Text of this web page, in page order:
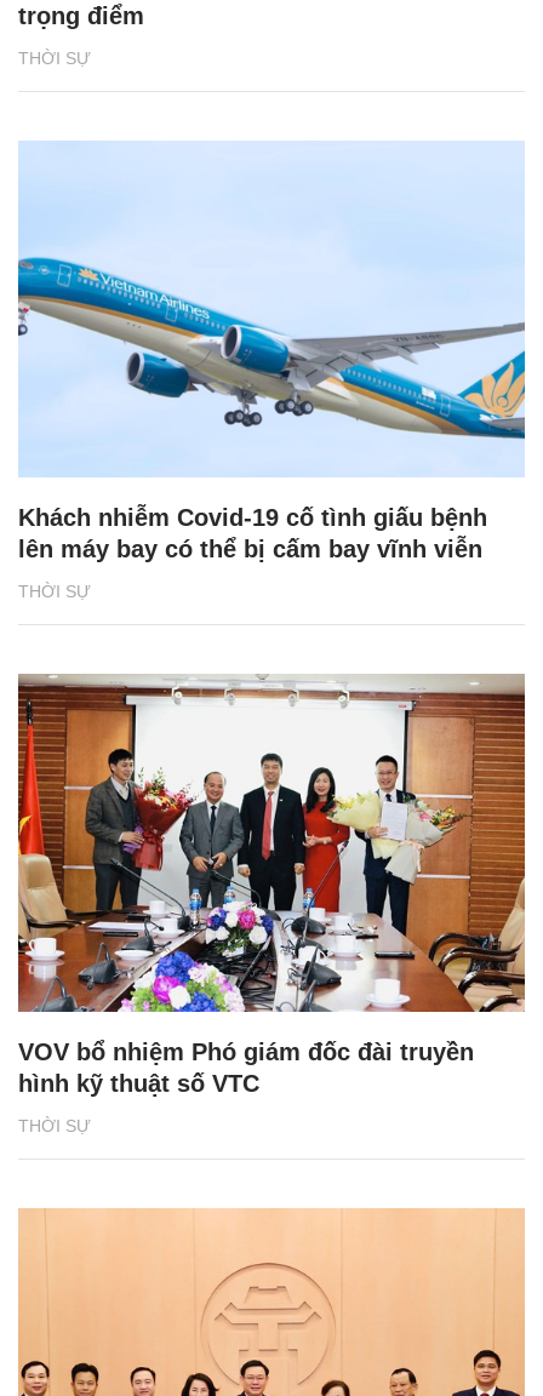
THỜI SỰ
trọng điểm
THỜI SỰ
Khách nhiễm Covid-19 cố tình giấu bệnh
lên máy bay có thể bị cấm bay vĩnh viễn
THỜI SỰ
VOV bổ nhiệm Phó giám đốc đài truyền
hình kỹ thuật số VTC